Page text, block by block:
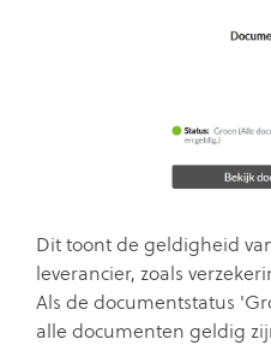
Dit toont de geldigheid
leverancier, zoals
Als de documentstatus
alle documenten geldig